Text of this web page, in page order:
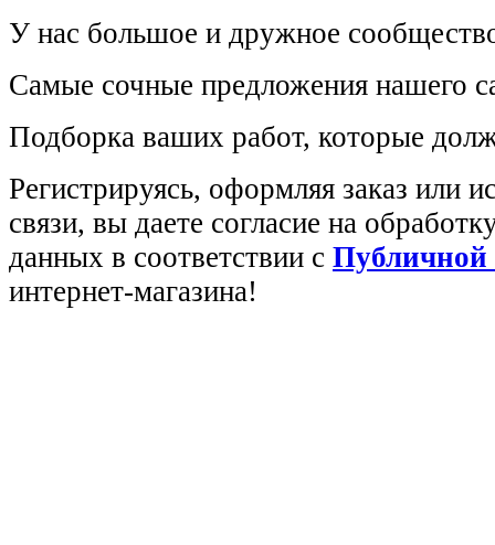
У нас большое и дружное
Самые сочные предложения нашего
Подборка ваших работ, которые
Регистрируясь, оформляя заказ или
связи, вы даете согласие на
данных в соответствии с Публичной
интернет-магазина!